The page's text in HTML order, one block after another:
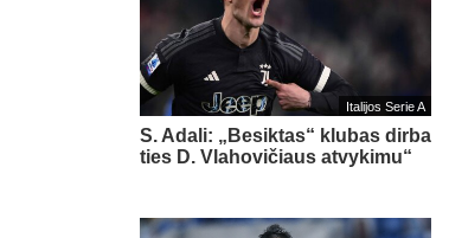
Italijos Serie A
S. Adali: „Besiktas“ klubas dirba
ties D. Vlahovičiaus atvykimu“